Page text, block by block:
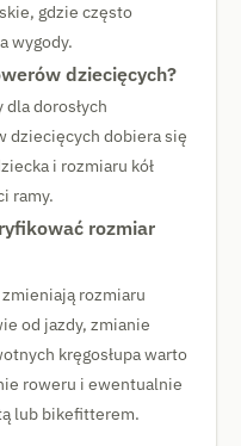
gdzie często
wygody.
dziecięcych?
dorosłych
dziecięcych dobiera się
i rozmiaru kół
ramy.
rozmiar
rozmiaru
od jazdy, zmianie
kręgosłupa warto
roweru i ewentualnie
lub bikefitterem.